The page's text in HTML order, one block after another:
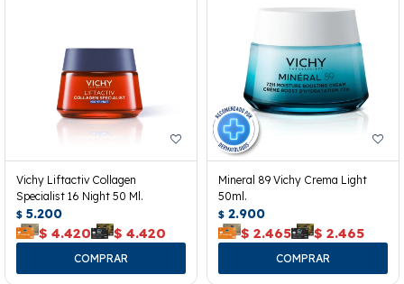
Vichy Liftactiv Collagen
Specialist 16 Night 50 Ml.
$ 5.200
$ 4.420 $ 4.420
Mineral 89 Vichy Crema Light
50ml.
$ 2.900
$ 2.465 $ 2.465